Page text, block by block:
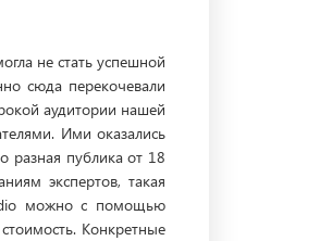
не стать успешной
сюда перекочевали
аудитории нашей
Ими оказались
разная публика от 18
экспертов, такая
можно с помощью
Конкретные